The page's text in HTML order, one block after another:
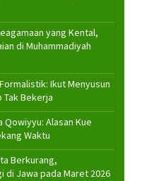
yang Kental,
di Muhammadiyah
Ikut Menyusun
Tak Bekerja
Qowiyyu: Alasan Kue
Waktu
Berkurang,
di Jawa pada Maret 2026